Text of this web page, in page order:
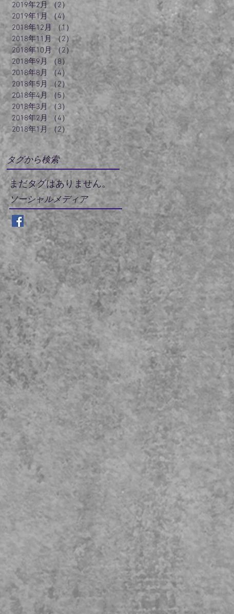
2019年2月
（2）
2件の記事
2019年1月
（4）
4件の記事
2018年12月
（1）
1件の記事
2018年11月
（2）2件の記事
2018年10月 （2）2件の記事
2018年9月
（8）
8件の記事
2018年8月
（4）
4件の記事
2018年5月
（2）2件の記事
2018年4月
（5） 5件の記事
2018年3月 （3）
3件の記事
2018年2月
（4）
4件の記事
2018年1月 （2） 2件の記事
タグから検索
まだタグはありません。
ソーシャルメディア